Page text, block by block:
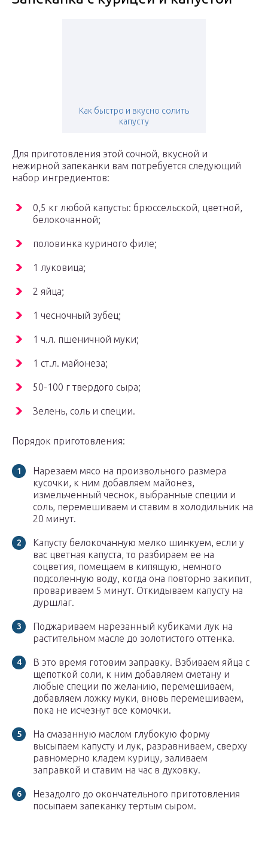
Как быстро и вкусно солить
капусту
Для приготовления этой сочной, вкусной и
нежирной запеканки вам потребуется следующий
набор ингредиентов:
0,5 кг любой капусты: брюссельской, цветной,
белокочанной;
половинка куриного филе;
1 луковица;
2 яйца;
1 чесночный зубец;
1 ч.л. пшеничной муки;
1 ст.л. майонеза;
50-100 г твердого сыра;
Зелень, соль и специи.
Порядок приготовления:
Нарезаем мясо на произвольного размера
кусочки, к ним добавляем майонез,
измельченный чеснок, выбранные специи и
соль, перемешиваем и ставим в холодильник на
20 минут.
Капусту белокочанную мелко шинкуем, если у
вас цветная капуста, то разбираем ее на
соцветия, помещаем в кипящую, немного
подсоленную воду, когда она повторно закипит,
провариваем 5 минут. Откидываем капусту на
дуршлаг.
Поджариваем нарезанный кубиками лук на
растительном масле до золотистого оттенка.
В это время готовим заправку. Взбиваем яйца с
щепоткой соли, к ним добавляем сметану и
любые специи по желанию, перемешиваем,
добавляем ложку муки, вновь перемешиваем,
пока не исчезнут все комочки.
На смазанную маслом глубокую форму
высыпаем капусту и лук, разравниваем, сверху
равномерно кладем курицу, заливаем
заправкой и ставим на час в духовку.
Незадолго до окончательного приготовления
посыпаем запеканку тертым сыром.